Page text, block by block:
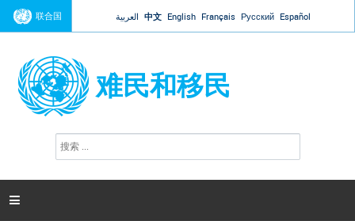
Jump to navigation
联合国 العربية 中文 English Français Русский Español
难民和移民
搜
索
